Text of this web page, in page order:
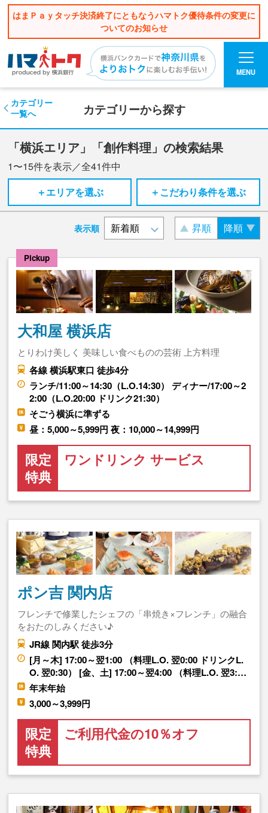
はまＰａｙタッチ決済終了にともなうハマトク優待条件の変更に
ついてのお知らせ
MENU
カテゴリーから探す
カテゴリー
一覧へ
「横浜エリア」「創作料理」の検索結果
1〜15件を表示／全41件中
＋エリアを選ぶ
＋こだわり条件を選ぶ
表示順 昇順 降順
Pickup
大和屋 横浜店
とりわけ美しく 美味しい食べものの芸術 上方料理
各線 横浜駅東口 徒歩4分
ランチ/11:00～14:30（L.O.14:30） ディナー/17:00～2
2:00（L.O.20:00 ドリンク21:30）
そごう横浜に準ずる
昼：5,000～5,999円 夜：10,000～14,999円
限定
特典
ワンドリンク サービス
ポン吉 関内店
フレンチで修業したシェフの「串焼き×フレンチ」の融合
をおたのしみください♪
JR線 関内駅 徒歩3分
[月～木] 17:00～翌1:00 （料理L.O. 翌0:00 ドリンクL.
O. 翌0:30） [金、土] 17:00～翌4:00 （料理L.O. 翌3:…
年末年始
3,000～3,999円
限定
特典
ご利用代金の10％オフ